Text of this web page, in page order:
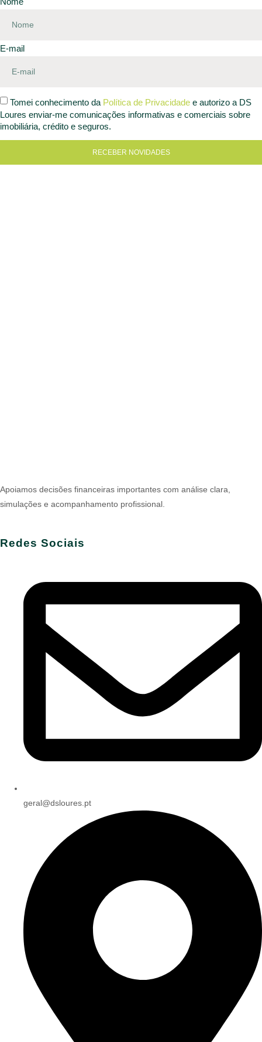
E-mail
Tomei conhecimento da Política de Privacidade e autorizo a DS
Loures enviar-me comunicações informativas e comerciais sobre
imobiliária, crédito e seguros.
RECEBER NOVIDADES
Apoiamos decisões financeiras importantes com análise clara,
simulações e acompanhamento profissional.
Redes Sociais
geral@dsloures.pt